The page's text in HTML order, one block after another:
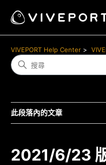
VIVEPORT Help Center
此段落內的文章
2021/6/23